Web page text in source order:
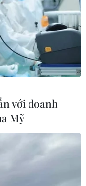
với doanh
Mỹ